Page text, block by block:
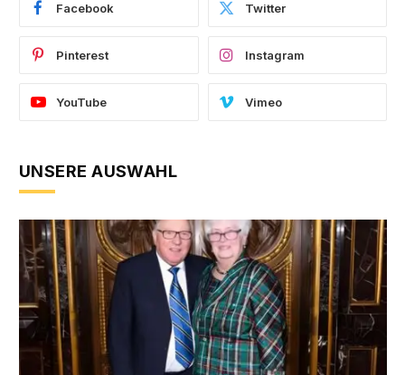
Facebook Twitter
Pinterest Instagram
YouTube Vimeo
UNSERE AUSWAHL